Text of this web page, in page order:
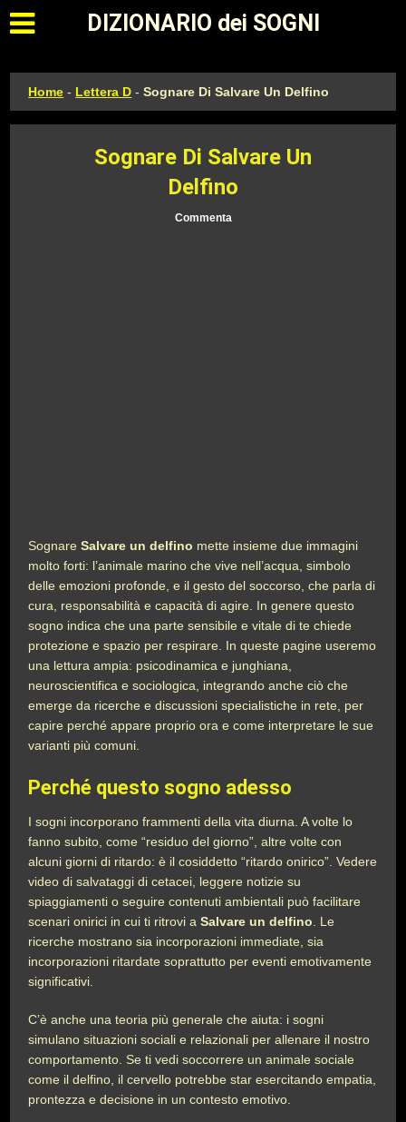
Apri il menu principale
DIZIONARIO dei SOGNI
Home - Lettera D -Sognare Di Salvare Un Delfino
Sognare Di Salvare Un
Delfino
Commenta
SognareSalvare un delfino mette insieme due immagini
molto forti: l’animale marino che vive nell’acqua, simbolo
delle emozioni profonde, e il gesto del soccorso, che parla di
cura, responsabilità e capacità di agire. In genere questo
sogno indica che una parte sensibile e vitale di te chiede
protezione e spazio per respirare. In queste pagine useremo
una lettura ampia: psicodinamica e junghiana,
neuroscientifica e sociologica, integrando anche ciò che
emerge da ricerche e discussioni specialistiche in rete, per
capire perché appare proprio ora e come interpretare le sue
varianti più comuni.
Perché questo sogno adesso
I sogni incorporano frammenti della vita diurna. A volte lo
fanno subito, come “residuo del giorno”, altre volte con
alcuni giorni di ritardo: è il cosiddetto “ritardo onirico”. Vedere
video di salvataggi di cetacei, leggere notizie su
spiaggiamenti o seguire contenuti ambientali può facilitare
scenari onirici in cui ti ritrovi aSalvare un delfino . Le
ricerche mostrano sia incorporazioni immediate, sia
incorporazioni ritardate soprattutto per eventi emotivamente
significativi.
C’è anche una teoria più generale che aiuta: i sogni
simulano situazioni sociali e relazionali per allenare il nostro
comportamento. Se ti vedi soccorrere un animale sociale
come il delfino, il cervello potrebbe star esercitando empatia,
prontezza e decisione in un contesto emotivo.